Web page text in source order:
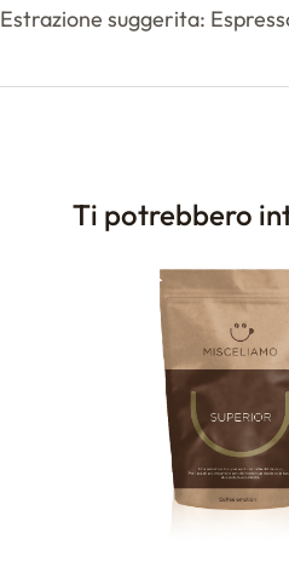
Estrazione suggerita:
Ti potrebbero